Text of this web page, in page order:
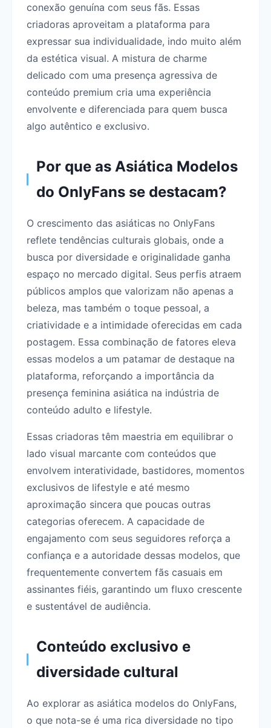
conexão genuína com seus fãs. Essas
criadoras aproveitam a plataforma para
expressar sua individualidade, indo muito além
da estética visual. A mistura de charme
delicado com uma presença agressiva de
conteúdo premium cria uma experiência
envolvente e diferenciada para quem busca
algo autêntico e exclusivo.
Por que as Asiática Modelos
do OnlyFans se destacam?
O crescimento das asiáticas no OnlyFans
reflete tendências culturais globais, onde a
busca por diversidade e originalidade ganha
espaço no mercado digital. Seus perfis atraem
públicos amplos que valorizam não apenas a
beleza, mas também o toque pessoal, a
criatividade e a intimidade oferecidas em cada
postagem. Essa combinação de fatores eleva
essas modelos a um patamar de destaque na
plataforma, reforçando a importância da
presença feminina asiática na indústria de
conteúdo adulto e lifestyle.
Essas criadoras têm maestria em equilibrar o
lado visual marcante com conteúdos que
envolvem interatividade, bastidores, momentos
exclusivos de lifestyle e até mesmo
aproximação sincera que poucas outras
categorias oferecem. A capacidade de
engajamento com seus seguidores reforça a
confiança e a autoridade dessas modelos, que
frequentemente convertem fãs casuais em
assinantes fiéis, garantindo um fluxo crescente
e sustentável de audiência.
Conteúdo exclusivo e
diversidade cultural
Ao explorar as asiática modelos do OnlyFans,
o que nota-se é uma rica diversidade no tipo